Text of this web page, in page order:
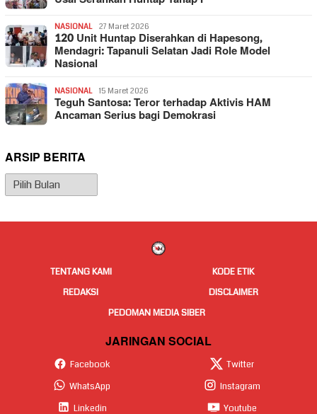
NASIONAL 27 Maret 2026
120 Unit Huntap Diserahkan di Hapesong,
Mendagri: Tapanuli Selatan Jadi Role Model
Nasional
NASIONAL 15 Maret 2026
Teguh Santosa: Teror terhadap Aktivis HAM
Ancaman Serius bagi Demokrasi
ARSIP BERITA
Arsip
Berita
TENTANG KAMI
KODE ETIK
REDAKSI
DISCLAIMER
PEDOMAN MEDIA SIBER
JARINGAN SOCIAL
Facebook
Twitter
WhatsApp
Instagram
Linkedin
Youtube